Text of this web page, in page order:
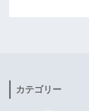
カテゴリー